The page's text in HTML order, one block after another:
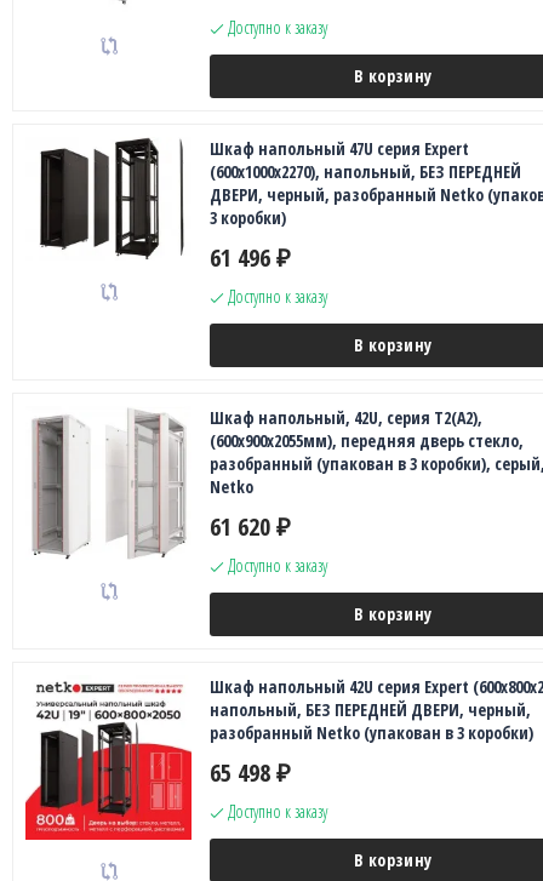
Доступно к заказу
В корзину
Шкаф напольный 47U серия Expert
(600х1000х2270), напольный, БЕЗ ПЕРЕДНЕЙ
ДВЕРИ, черный, разобранный Netko
3 коробки)
61 496 ₽
Доступно к заказу
В корзину
Шкаф напольный, 42U, серия T2(A2),
(600х900х2055мм), передняя дверь стекло,
разобранный (упакован в 3 коробки),
Netko
61 620 ₽
Доступно к заказу
В корзину
Шкаф напольный 42U серия Expert
напольный, БЕЗ ПЕРЕДНЕЙ ДВЕРИ, черный,
разобранный Netko (упакован в 3 коробки)
65 498 ₽
Доступно к заказу
В корзину